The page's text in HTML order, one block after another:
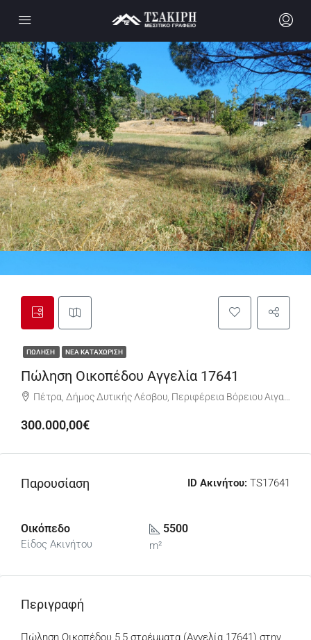
ΠΏΛΗΣΗ ΝΈΑ ΚΑΤΑΧΏΡΙΣΗ
Πώληση Οικοπέδου Αγγελία 17641
Πέτρα, Δήμος Δυτικής Λέσβου, Περιφέρεια Βόρειου Αιγαίου,811 09, Ελλάδα
300.000,00€
Παρουσίαση ID Ακινήτου: TS17641
Οικόπεδο
Είδος Ακινήτου
5500
m²
Περιγραφή
Πώληση Οικοπέδου 5,5 στρέμματα (Αγγελία 17641) στην